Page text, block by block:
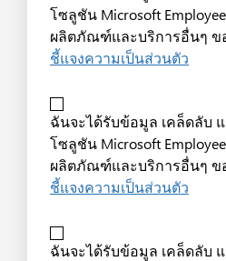
โซลูชัน Microsoft
ผลิตภัณฑ์และบริการอื่นๆ ข
ชี้แจงความเป็นส่วนตัว
ฉันจะได้รับข้อมูล เคล็ดลับ
โซลูชัน Microsoft
ผลิตภัณฑ์และบริการอื่นๆ ข
ชี้แจงความเป็นส่วนตัว
ฉันจะได้รับข้อมูล เคล็ดลับ